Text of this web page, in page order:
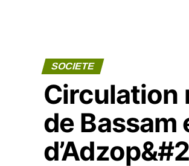
SOCIETE
Circulation
de Bassam